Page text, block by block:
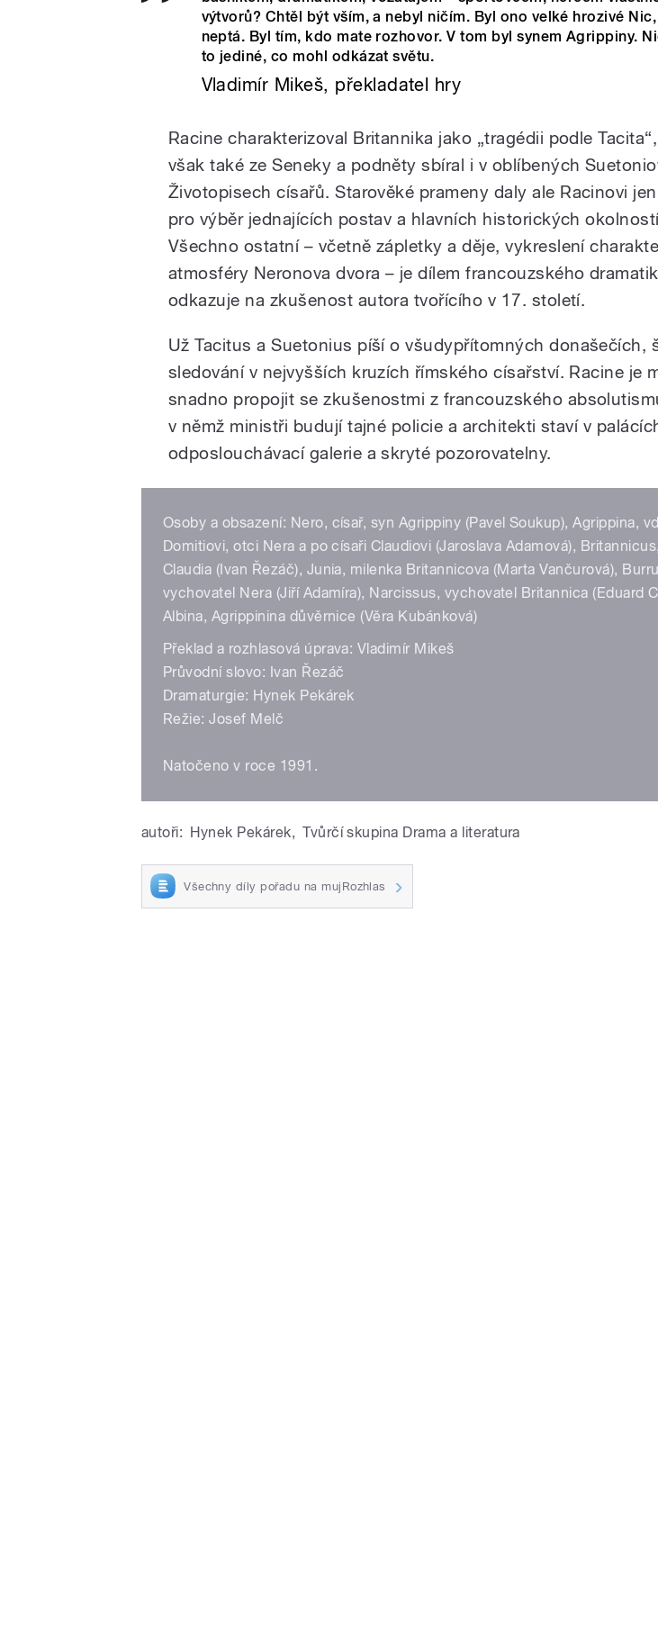
výtvorů? Chtěl být vším, a nebyl ničím. Byl ono velké hrozivé
neptá. Byl tím, kdo mate rozhovor. V tom byl synem Agrippiny.
to jediné, co mohl odkázat světu.
Vladimír Mikeš, překladatel hry
Racine charakterizoval Britannika jako „tragédii podle
však také ze Seneky a podněty sbíral i v oblíbených
Životopisech císařů. Starověké prameny daly ale Racinovi
pro výběr jednajících postav a hlavních historických
Všechno ostatní – včetně zápletky a děje, vykreslení
atmosféry Neronova dvora – je dílem francouzského
odkazuje na zkušenost autora tvořícího v 17. století.
Už Tacitus a Suetonius píší o všudypřítomných donašečích,
sledování v nejvyšších kruzích římského císařství. Racine je
snadno propojit se zkušenostmi z francouzského
v němž ministři budují tajné policie a architekti staví v
odposlouchávací galerie a skryté pozorovatelny.
Osoby a obsazení: Nero, císař, syn Agrippiny (Pavel Soukup), Agrippina,
Domitiovi, otci Nera a po císaři Claudiovi (Jaroslava Adamová),
Claudia (Ivan Řezáč), Junia, milenka Britannicova (Marta Vančurová),
vychovatel Nera (Jiří Adamíra), Narcissus, vychovatel Britannica (Eduard
Albina, Agrippinina důvěrnice (Věra Kubánková)
Překlad a rozhlasová úprava: Vladimír Mikeš
Průvodní slovo: Ivan Řezáč
Dramaturgie: Hynek Pekárek
Režie: Josef Melč
Natočeno v roce 1991.
autoři: Hynek Pekárek, Tvůrčí skupina Drama a literatura
Všechny díly pořadu na mujRozhlas